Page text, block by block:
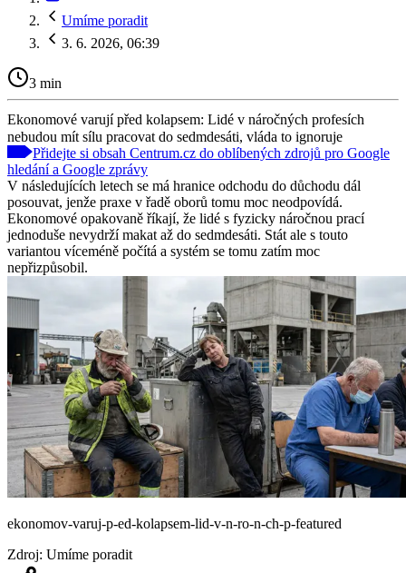
Umíme poradit
3. 6. 2026, 06:39
3 min
Ekonomové varují před kolapsem: Lidé v náročných profesích
nebudou mít sílu pracovat do sedmdesáti, vláda to ignoruje
Přidejte si obsah Centrum.cz do oblíbených zdrojů pro Google
hledání a Google zprávy
V následujících letech se má hranice odchodu do důchodu dál
posouvat, jenže praxe v řadě oborů tomu moc neodpovídá.
Ekonomové opakovaně říkají, že lidé s fyzicky náročnou prací
jednoduše nevydrží makat až do sedmdesáti. Stát ale s touto
variantou víceméně počítá a systém se tomu zatím moc
nepřizpůsobil.
ekonomov-varuj-p-ed-kolapsem-lid-v-n-ro-n-ch-p-featured
Zdroj: Umíme poradit